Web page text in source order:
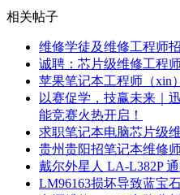
相关帖子
维修学徒及维修工程师
诚聘：芯片级维修工程
苹果笔记本工程师（xin）
以赛促学，技赢未来｜
能竞赛火热开启！
求职笔记本电脑芯片级
贵州贵阳招笔记本维修
戴尔外星人 LA-L382P
LM96163损坏导致蓝宝